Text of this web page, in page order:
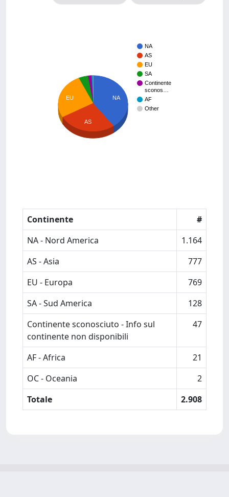
NA
AS
EU
SA
Continente
sconos…
AF
Other
NA
EU
AS
Continente
#
NA - Nord America
1.164
AS - Asia
777
EU - Europa
769
SA - Sud America
128
Continente sconosciuto - Info sul
continente non disponibili
47
AF - Africa
21
OC - Oceania
2
Totale
2.908